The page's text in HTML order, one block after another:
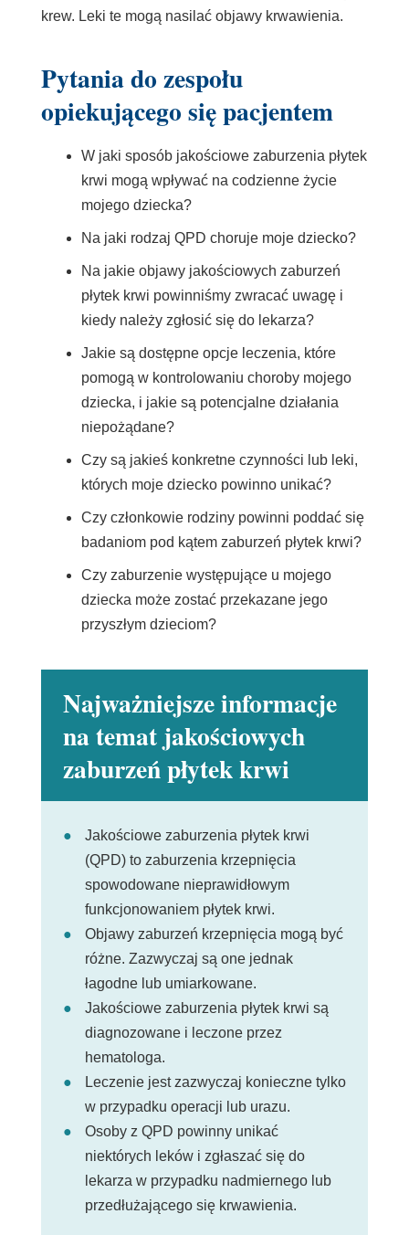
krew. Leki te mogą nasilać objawy krwawienia.
Pytania do zespołu
opiekującego się pacjentem
W jaki sposób jakościowe zaburzenia płytek
krwi mogą wpływać na codzienne życie
mojego dziecka?
Na jaki rodzaj QPD choruje moje dziecko?
Na jakie objawy jakościowych zaburzeń
płytek krwi powinniśmy zwracać uwagę i
kiedy należy zgłosić się do lekarza?
Jakie są dostępne opcje leczenia, które
pomogą w kontrolowaniu choroby mojego
dziecka, i jakie są potencjalne działania
niepożądane?
Czy są jakieś konkretne czynności lub leki,
których moje dziecko powinno unikać?
Czy członkowie rodziny powinni poddać się
badaniom pod kątem zaburzeń płytek krwi?
Czy zaburzenie występujące u mojego
dziecka może zostać przekazane jego
przyszłym dzieciom?
Najważniejsze informacje
na temat jakościowych
zaburzeń płytek krwi
Jakościowe zaburzenia płytek krwi
(QPD) to zaburzenia krzepnięcia
spowodowane nieprawidłowym
funkcjonowaniem płytek krwi.
Objawy zaburzeń krzepnięcia mogą być
różne. Zazwyczaj są one jednak
łagodne lub umiarkowane.
Jakościowe zaburzenia płytek krwi są
diagnozowane i leczone przez
hematologa.
Leczenie jest zazwyczaj konieczne tylko
w przypadku operacji lub urazu.
Osoby z QPD powinny unikać
niektórych leków i zgłaszać się do
lekarza w przypadku nadmiernego lub
przedłużającego się krwawienia.